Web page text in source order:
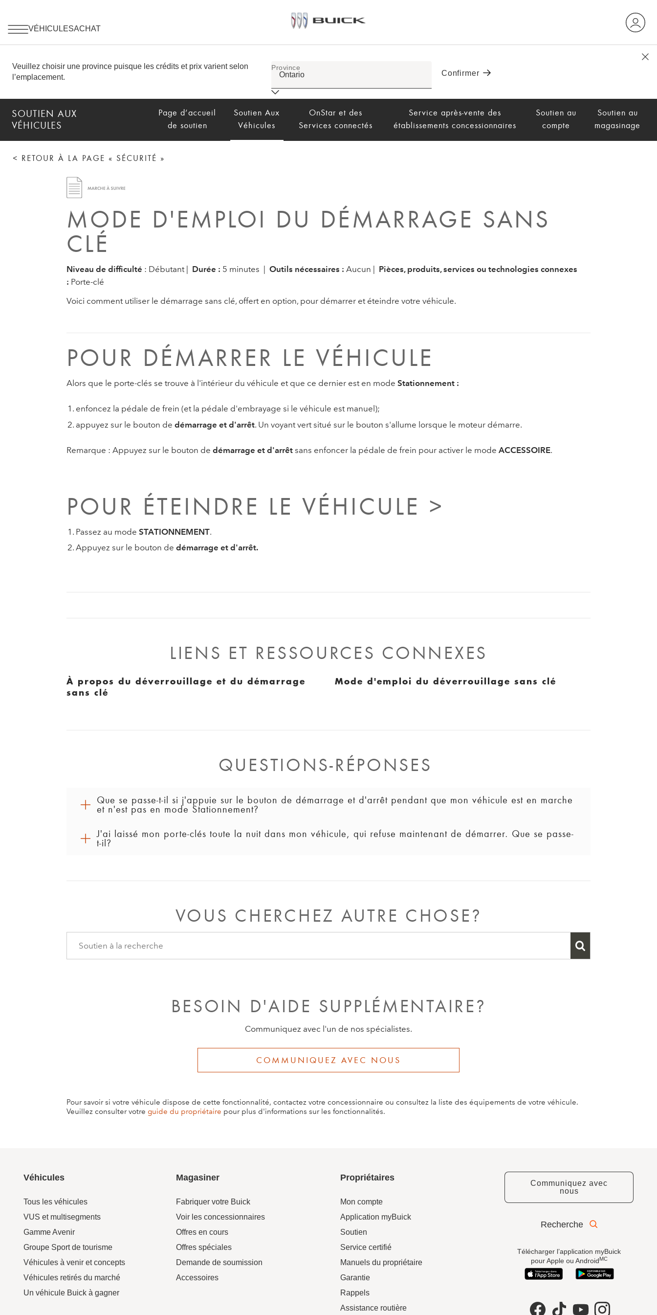
SOUTIEN AUX
VÉHICULES
Page d’accueil
de soutien
Soutien Aux
Véhicules
OnStar et des
Services connectés
Service après-vente des
établissements concessionnaires
Soutien au
compte
Soutien au
magasinage
< RETOUR À LA PAGE « SÉCURITÉ »
MODE D'EMPLOI DU DÉMARRAGE SANS
CLÉ
Niveau de difficulté : Débutant | Durée : 5 minutes | Outils nécessaires : Aucun | Pièces, produits, services ou technologies connexes
: Porte-clé
Voici comment utiliser le démarrage sans clé, offert en option, pour démarrer et éteindre votre véhicule.
POUR DÉMARRER LE VÉHICULE
Alors que le porte-clés se trouve à l'intérieur du véhicule et que ce dernier est en mode Stationnement :
enfoncez la pédale de frein (et la pédale d'embrayage si le véhicule est manuel);
appuyez sur le bouton dedémarrage et d'arrêt. Un voyant vert situé sur le bouton s'allume lorsque le moteur démarre.
Remarque : Appuyez sur le bouton de démarrage et d'arrêt sans enfoncer la pédale de frein pour activer le mode ACCESSOIRE.
POUR ÉTEINDRE LE VÉHICULE >
Passez au modeSTATIONNEMENT.
Appuyez sur le bouton dedémarrage et d'arrêt.
LIENS ET RESSOURCES CONNEXES
À propos du déverrouillage et du démarrage
sans clé
Mode d'emploi du déverrouillage sans clé
QUESTIONS-RÉPONSES
Que se passe-t-il si j'appuie sur le bouton de démarrage et d'arrêt pendant que mon véhicule est en marche
et n'est pas en mode Stationnement?
Si votre véhicule n'est pas en mouvement, le modeACCESSOIREsera activé jusqu'à ce que vous passiez au mode
STATIONNEMENT
J'ai laissé mon porte-clés toute la nuit dans mon véhicule, qui refuse maintenant de démarrer. Que se passe-
t-il?
avant de démarrer le véhicule.
VOUS CHERCHEZ AUTRE CHOSE?
BESOIN D'AIDE SUPPLÉMENTAIRE?
Communiquez avec l'un de nos spécialistes.
COMMUNIQUEZ AVEC NOUS
Pour savoir si votre véhicule dispose de cette fonctionnalité, contactez votre concessionnaire ou consultez la liste des équipements de votre véhicule.
Veuillez consulter votre guide du propriétaire pour plus d'informations sur les fonctionnalités.